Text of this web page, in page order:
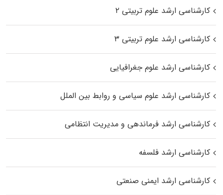
کارشناسی ارشد علوم تربیتی ۲
کارشناسی ارشد علوم تربیتی ۳
کارشناسی ارشد علوم جغرافیایی
کارشناسی ارشد علوم سیاسی و روابط بین الملل
کارشناسی ارشد فرماندهی و مدیریت انتظامی
کارشناسی ارشد فلسفه
کارشناسی ارشد ایمنی صنعتی